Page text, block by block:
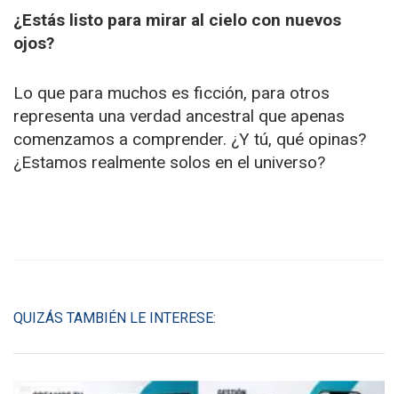
¿Estás listo para mirar al cielo con nuevos
ojos?
Lo que para muchos es ficción, para otros
representa una verdad ancestral que apenas
comenzamos a comprender. ¿Y tú, qué opinas?
¿Estamos realmente solos en el universo?
QUIZÁS TAMBIÉN LE INTERESE: